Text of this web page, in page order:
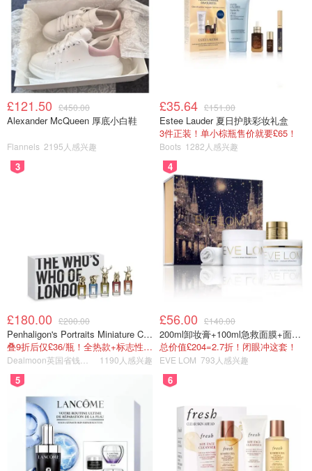
中国领事馆表示，他们正在协助该女子在中国的家人，他们
已获悉该女子死亡的消息。
「该长文章来自@是不是有鸡腿吃-加拿大省钱快报，版权
归原作者所有」
喜欢+⭐收藏+📣分享哦，也可以加小
编服务号（DMxQianDuoDuo）了解更多英国优质折扣和攻
£121.50 £450.00
Alexander McQueen 厚底小白鞋
Flannels 2195人感兴趣
£35.64 £151.00
Estee Lauder 夏日护肤彩妆礼盒
3件正装！单小棕瓶售价就要£65！
Boots 1282人感兴趣
3
£180.00 £200.00
Penhaligon's Portraits Miniature Collection 香氛套装 5瓶装
叠9折后仅£36/瓶！全热款+标志性兽首头
1190人感兴趣
4
£56.00 £140.00
200ml卸妆膏+100ml急救面膜+面霜+洁颜布
总价值£204=2.7折！闭眼冲这套！
EVE LOM 793人感兴趣
5 6